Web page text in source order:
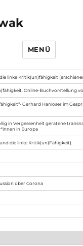
MENÜ
linke Kritik(un)fähigkeit
Online-Buchvorstellung
Gerhard Hanloser im
in Vergessenheit geratene
in Europa
die linke Kritik(un)Fähigkeit).
über Corona